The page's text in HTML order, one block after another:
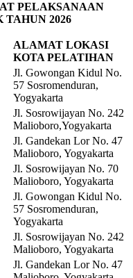
PELAKSANAAN
2026
ALAMAT LOKASI
KOTA PELATIHAN
Jl. Gowongan Kidul No.
57 Sosromenduran,
Yogyakarta
Jl. Sosrowijayan No. 242
Malioboro,Yogyakarta
Jl. Gandekan Lor No. 47
Malioboro, Yogyakarta
Jl. Sosrowijayan No. 70
Malioboro, Yogyakarta
Jl. Gowongan Kidul No.
57 Sosromenduran,
Yogyakarta
Jl. Sosrowijayan No. 242
Malioboro, Yogyakarta
Jl. Gandekan Lor No. 47